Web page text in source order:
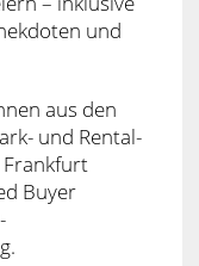
und
aus den
und Rental-
Frankfurt
Buyer